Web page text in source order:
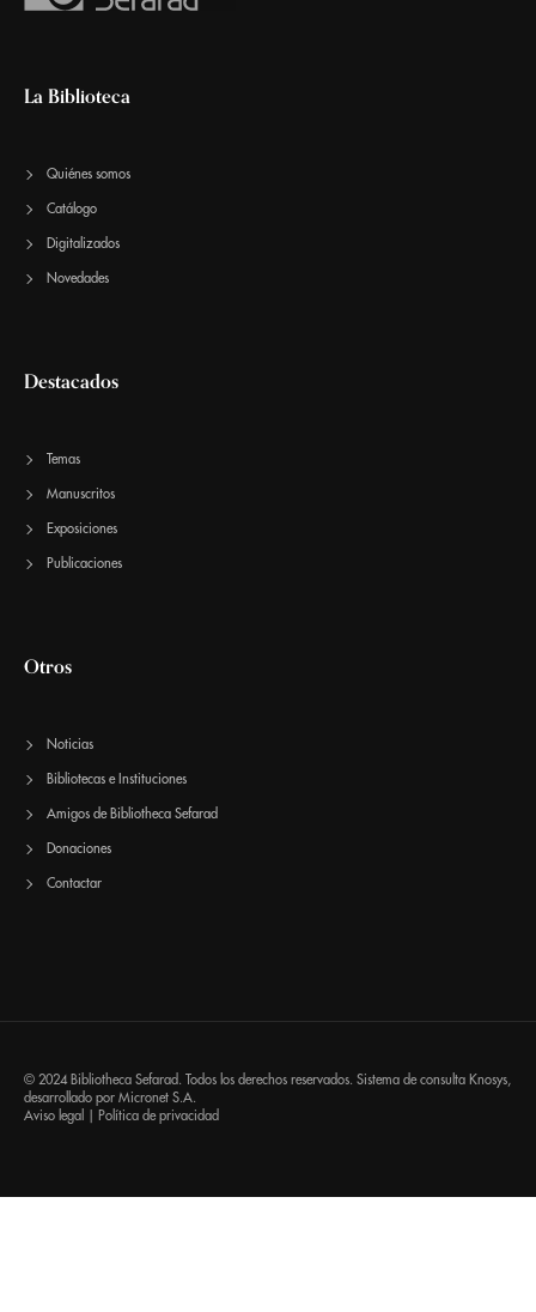
La Biblioteca
Quiénes somos
Catálogo
Digitalizados
Novedades
Destacados
Temas
Manuscritos
Exposiciones
Publicaciones
Otros
Noticias
Bibliotecas e Instituciones
Amigos de Bibliotheca Sefarad
Donaciones
Contactar
© 2024 Bibliotheca Sefarad. Todos los derechos reservados. Sistema de consulta Knosys
desarrollado por Micronet S.A.
Aviso legal
Política de privacidad